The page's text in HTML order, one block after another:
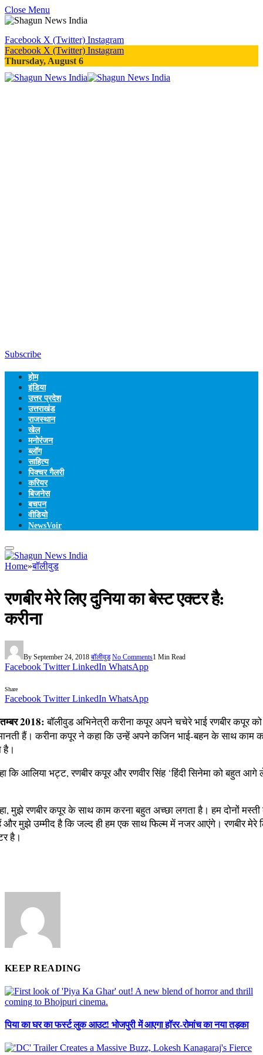
Close Menu
Facebook X (Twitter) Instagram
Facebook X (Twitter) Instagram
Thursday, August 6
Subscribe
होम
इंडिया
उत्तर प्रदेश
उत्तराखंड
राजस्थान
खेल
मनोरंजन
ब्लॉग
साहित्य
पिक्चर गैलरी
करियर
बिजनेस
बचपन
वीडियो
NewsVoir
Home»बॉलीवुड
रणबीर मेरे लिए दुनिया का बेस्ट एक्टर है:
करीना
By September 24, 2018 बॉलीवुड No Comments1 Min Read
Facebook Twitter LinkedIn WhatsApp
Share
Facebook Twitter LinkedIn WhatsApp
2018:बॉलीवुड अभिनेत्री करीना कपूर अपने चचेरे भाई रणबीर कपूर को
हैं। करीना कपूर ने कहा कि उन्हें अपने कजिन भाई-बहन के साथ काम
है।
कि आलिया भट्ट, रणबीर कपूर और रणवीर सिंह ‘हिंदी सिनेमा को बहुत
मुझे रणबीर कपूर के साथ काम करना बहुत अच्छा लगता है। हम दोनों
मुझे उम्मीद है कि जल्द ही हम एक साथ फिल्म में नजर आएंगे। रणबीर मेरे
है।
KEEP READING
पिया का घर का फर्स्ट लुक आउट! भोजपुरी में आएगा हॉरर-रोमांच का नया तड़का